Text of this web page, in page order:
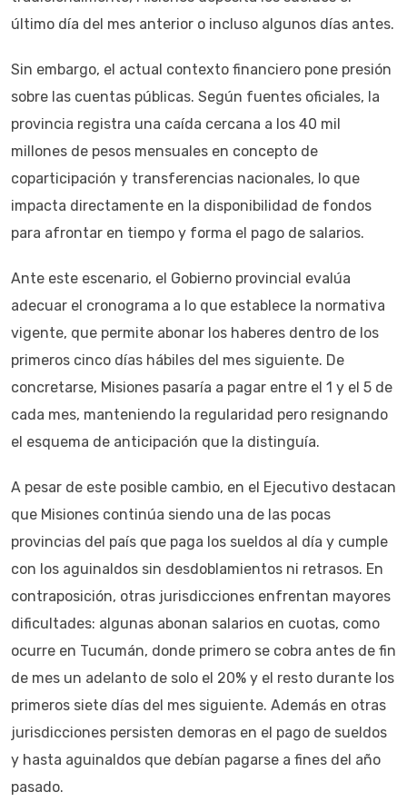
último día del mes anterior o incluso algunos días antes.
Sin embargo, el actual contexto financiero pone presión
sobre las cuentas públicas. Según fuentes oficiales, la
provincia registra una caída cercana a los 40 mil
millones de pesos mensuales en concepto de
coparticipación y transferencias nacionales, lo que
impacta directamente en la disponibilidad de fondos
para afrontar en tiempo y forma el pago de salarios.
Ante este escenario, el Gobierno provincial evalúa
adecuar el cronograma a lo que establece la normativa
vigente, que permite abonar los haberes dentro de los
primeros cinco días hábiles del mes siguiente. De
concretarse, Misiones pasaría a pagar entre el 1 y el 5 de
cada mes, manteniendo la regularidad pero resignando
el esquema de anticipación que la distinguía.
A pesar de este posible cambio, en el Ejecutivo destacan
que Misiones continúa siendo una de las pocas
provincias del país que paga los sueldos al día y cumple
con los aguinaldos sin desdoblamientos ni retrasos. En
contraposición, otras jurisdicciones enfrentan mayores
dificultades: algunas abonan salarios en cuotas, como
ocurre en Tucumán, donde primero se cobra antes de fin
de mes un adelanto de solo el 20% y el resto durante los
primeros siete días del mes siguiente. Además en otras
jurisdicciones persisten demoras en el pago de sueldos
y hasta aguinaldos que debían pagarse a fines del año
pasado.